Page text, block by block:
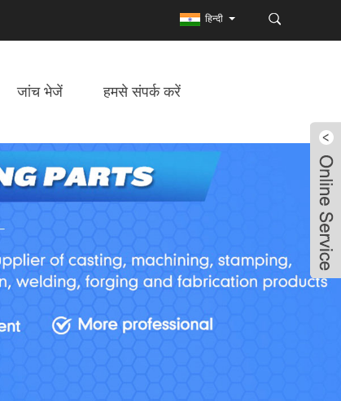
हिन्दी
जांच भेजें हमसे संपर्क करें